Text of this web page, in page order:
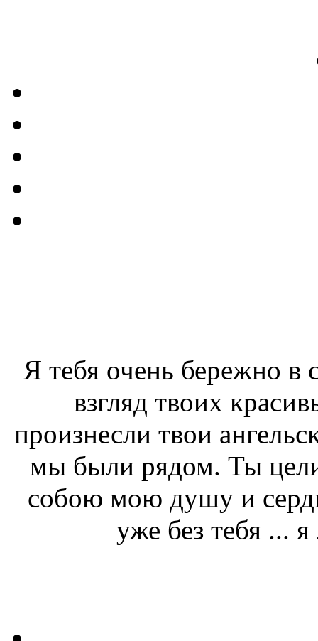
Я тебя очень бережно
взгляд твоих
произнесли твои
мы были рядом. Ты
собою мою душу и
уже без тебя ...